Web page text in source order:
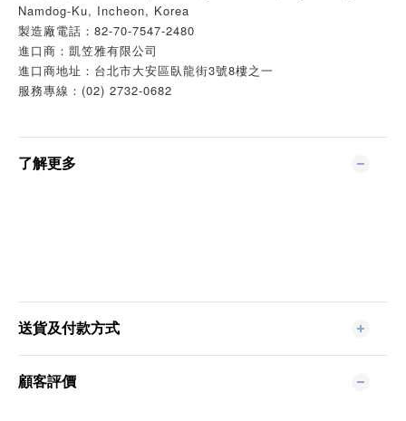
Namdog-Ku, Incheon, Korea
製造廠電話：82-70-7547-2480
進口商：凱笠雅有限公司
進口商地址：台北市大安區臥龍街3號8樓之一
服務專線：(02) 2732-0682
了解更多
送貨及付款方式
顧客評價